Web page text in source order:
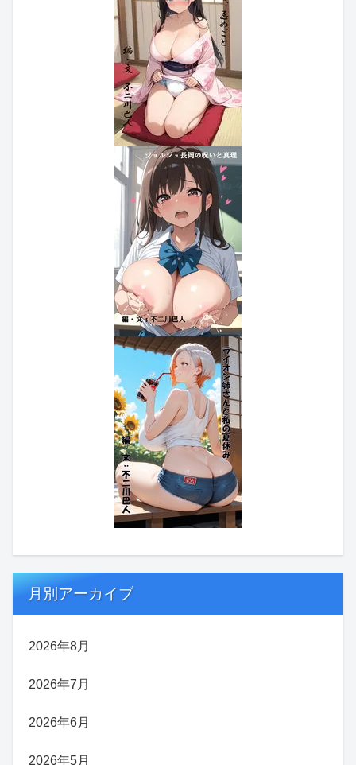
月別アーカイブ
2026年8月
2026年7月
2026年6月
2026年5月